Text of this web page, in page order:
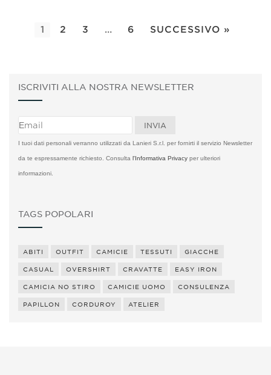
1 2 3 … 6 SUCCESSIVO »
ISCRIVITI ALLA NOSTRA NEWSLETTER
I tuoi dati personali verranno utilizzati da Lanieri S.r.l. per fornirti il servizio Newsletter
da te espressamente richiesto. Consulta l'Informativa Privacy per ulteriori
informazioni.
TAGS POPOLARI
ABITI OUTFIT CAMICIE TESSUTI GIACCHE
CASUAL OVERSHIRT CRAVATTE EASY IRON
CAMICIA NO STIRO CAMICIE UOMO CONSULENZA
PAPILLON CORDUROY ATELIER